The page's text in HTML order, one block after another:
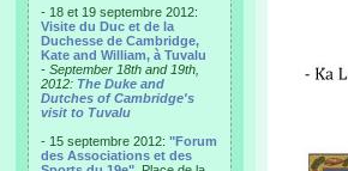
- 18 et 19 septembre 2012:
Visite du Duc et de la
Duchesse de Cambridge,
Kate and William, à Tuvalu
- September 18th and 19th,
2012: The Duke and
Dutches of Cambridge's
visit to Tuvalu
- 15 septembre 2012: "Forum
des Associations et des